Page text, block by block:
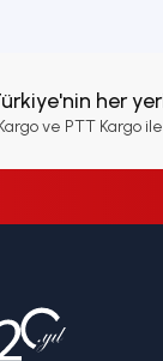
her
ve PTT Kargo